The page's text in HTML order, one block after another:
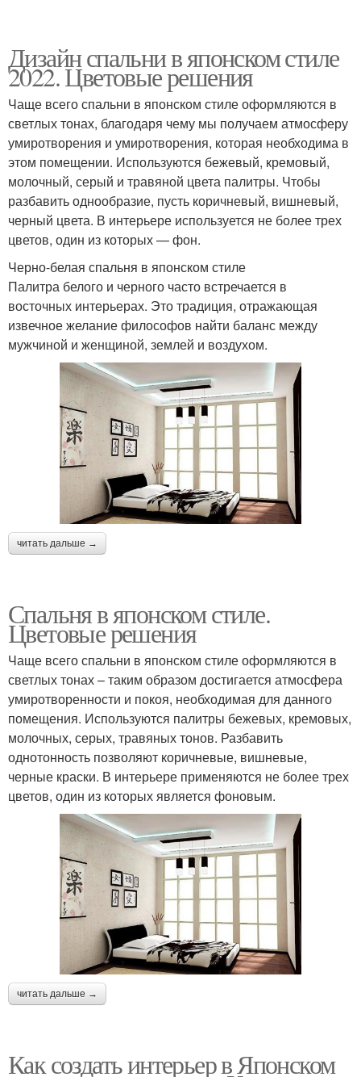
Дизайн спальни в японском стиле
2022. Цветовые решения
Чаще всего спальни в японском стиле оформляются в
светлых тонах, благодаря чему мы получаем атмосферу
умиротворения и умиротворения, которая необходима в
этом помещении. Используются бежевый, кремовый,
молочный, серый и травяной цвета палитры. Чтобы
разбавить однообразие, пусть коричневый, вишневый,
черный цвета. В интерьере используется не более трех
цветов, один из которых — фон.
Черно-белая спальня в японском стиле
Палитра белого и черного часто встречается в
восточных интерьерах. Это традиция, отражающая
извечное желание философов найти баланс между
мужчиной и женщиной, землей и воздухом.
читать дальше →
Спальня в японском стиле.
Цветовые решения
Чаще всего спальни в японском стиле оформляются в
светлых тонах – таким образом достигается атмосфера
умиротворенности и покоя, необходимая для данного
помещения. Используются палитры бежевых, кремовых,
молочных, серых, травяных тонов. Разбавить
однотонность позволяют коричневые, вишневые,
черные краски. В интерьере применяются не более трех
цветов, один из которых является фоновым.
читать дальше →
Как создать интерьер в Японском